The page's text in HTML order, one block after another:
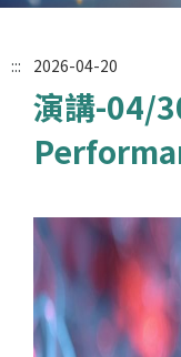
::: 2026-04-20
演講-04/